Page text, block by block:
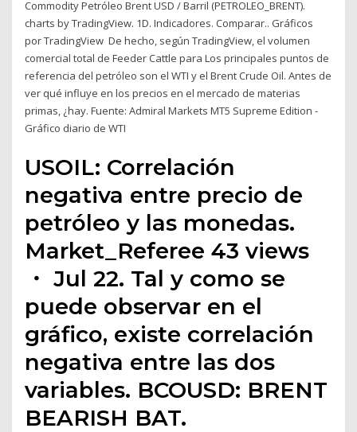
Commodity Petróleo Brent USD / Barril (PETROLEO_BRENT).
charts by TradingView. 1D. Indicadores. Comparar.. Gráficos
por TradingView De hecho, según TradingView, el volumen
comercial total de Feeder Cattle para Los principales puntos de
referencia del petróleo son el WTI y el Brent Crude Oil. Antes de
ver qué influye en los precios en el mercado de materias
primas, ¿hay. Fuente: Admiral Markets MT5 Supreme Edition -
Gráfico diario de WTI
USOIL: Correlación
negativa entre precio de
petróleo y las monedas.
Market_Referee 43 views
・ Jul 22. Tal y como se
puede observar en el
gráfico, existe correlación
negativa entre las dos
variables. BCOUSD: BRENT
BEARISH BAT.